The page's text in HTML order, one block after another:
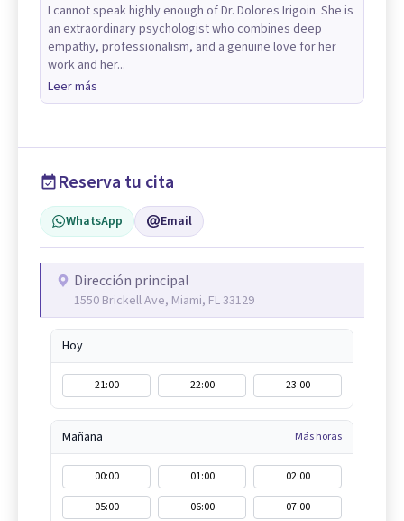
I cannot speak highly enough of Dr. Dolores Irigoin. She is
an extraordinary psychologist who combines deep
empathy, professionalism, and a genuine love for her
work and her...
Leer más
Reserva tu cita
WhatsApp Email
Dirección principal
1550 Brickell Ave, Miami, FL 33129
Hoy
21:00 22:00 23:00
Mañana Más horas
00:00 01:00
02:00
05:00
06:00 07:00